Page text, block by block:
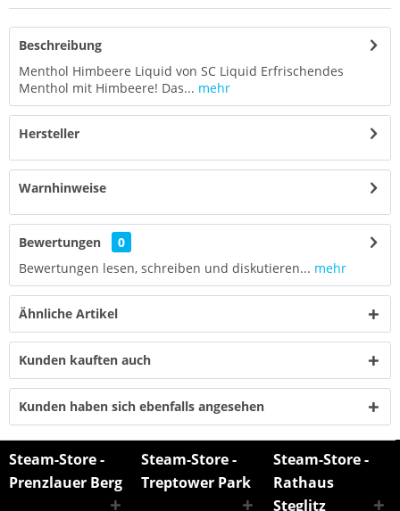
Beschreibung
Menthol Himbeere Liquid von SC Liquid Erfrischendes
Menthol mit Himbeere! Das... mehr
Hersteller
Warnhinweise
Bewertungen
0
Bewertungen lesen, schreiben und diskutieren... mehr
Ähnliche Artikel
Kunden kauften auch
Kunden haben sich ebenfalls angesehen
Steam-Store -
Prenzlauer Berg
Steam-Store -
Treptower Park
Steam-Store -
Rathaus
Steglitz